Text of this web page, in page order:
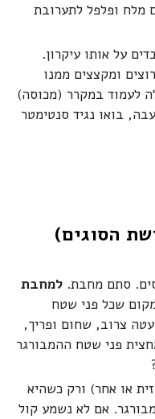
מלח ופלפל לתערובת
על אותו עיקרון.
ומקצצים ממנו
לעמוד במקרר (מכוסה)
בואו נגיד סנטימטר
הסוגים)
סתם מחבת. למחבת
שכל פני שטח
צרוב, שחום ופריך,
פני שטח ההמבורגר
או אחר) ורק כשהיא
אם לא נשמע קול